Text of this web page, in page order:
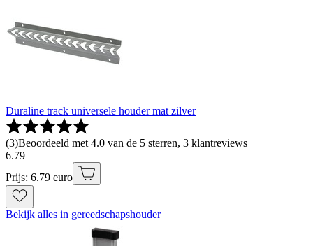
Duraline track universele houder mat zilver
(3)Beoordeeld met 4.0 van de 5 sterren, 3 klantreviews
6.79
Prijs: 6.79 euro
Bekijk alles in gereedschapshouder